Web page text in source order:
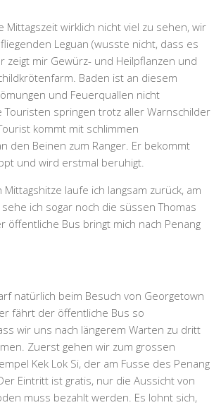
Mittagszeit wirklich nicht viel zu sehen, wir
Leguan (wusste nicht, dass es
zeigt mir Gewürz- und Heilpflanzen und
Baden ist an diesem
und Feuerquallen nicht
Touristen springen trotz aller Warnschilder
kommt mit schlimmen
den Beinen zum Ranger. Er bekommt
und wird erstmal beruhigt.
laufe ich langsam zurück, am
sehe ich sogar noch die süssen Thomas
öffentliche Bus bringt mich nach Penang
natürlich beim Besuch von Georgetown
fährt der öffentliche Bus so
wir uns nach längerem Warten zu dritt
Zuerst gehen wir zum grossen
Kek Lok Si, der am Fusse des Penang
Eintritt ist gratis, nur die Aussicht von
muss bezahlt werden. Es lohnt sich,